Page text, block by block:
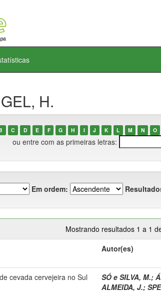
H.
C D E F G H I J K L M N O
ou entre com as primeiras letras:
Em ordem:
Mostrando resultados 1 a 1
Autor(es)
cevada cervejeira no Sul
SÓ e SILVA, M.;
ALMEIDA, J.;